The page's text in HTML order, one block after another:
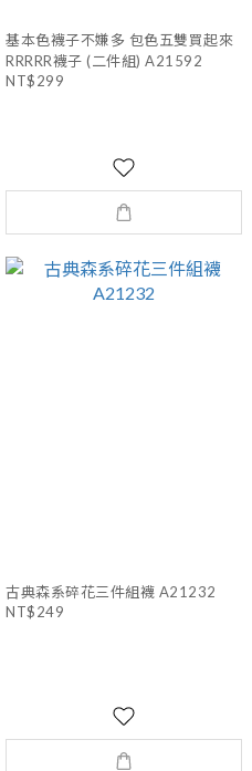
基本色襪子不嫌多 包色五雙買起來
RRRRR襪子 (二件組) A21592
NT$299
古典森系碎花三件組襪 A21232
NT$249